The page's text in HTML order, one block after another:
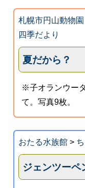
札幌市円山動物園
四季だより
夏だから？
※子オランウー
て。写真9枚。
おたる水族館>
ジェンツーペ